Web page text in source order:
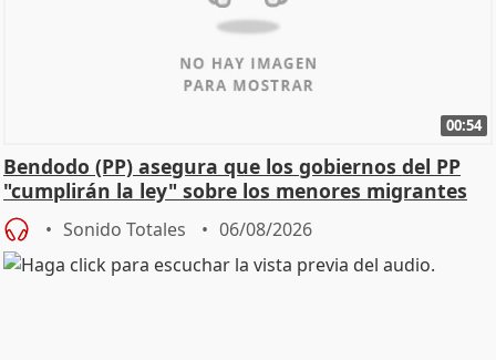
00:54
Bendodo (PP) asegura que los gobiernos del PP
"cumplirán la ley" sobre los menores migrantes
Sonido Totales 06/08/2026